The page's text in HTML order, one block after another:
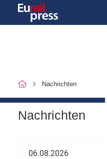
Nachrichten
Nachrichten
06.08.2026